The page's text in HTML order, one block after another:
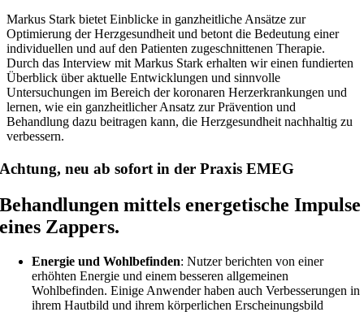
Markus Stark bietet Einblicke in ganzheitliche Ansätze zur
Optimierung der Herzgesundheit und betont die Bedeutung einer
individuellen und auf den Patienten zugeschnittenen Therapie.
Durch das Interview mit Markus Stark erhalten wir einen fundierten
Überblick über aktuelle Entwicklungen und sinnvolle
Untersuchungen im Bereich der koronaren Herzerkrankungen und
lernen, wie ein ganzheitlicher Ansatz zur Prävention und
Behandlung dazu beitragen kann, die Herzgesundheit nachhaltig zu
verbessern.
Achtung, neu ab sofort in der Praxis EMEG
Behandlungen mittels energetische Impulse
eines Zappers.
Energie und Wohlbefinden: Nutzer berichten von einer
erhöhten Energie und einem besseren allgemeinen
Wohlbefinden. Einige Anwender haben auch Verbesserungen in
ihrem Hautbild und ihrem körperlichen Erscheinungsbild